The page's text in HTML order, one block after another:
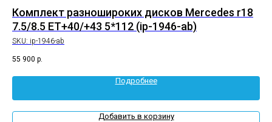
Комплект разношироких дисков Mercedes r18
7.5/8.5 ET+40/+43 5*112 (ip-1946-ab)
SKU: ip-1946-ab
55 900 р.
Подробнее
Добавить в корзину